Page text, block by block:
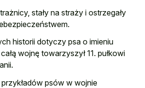
stały na straży i ostrzegały
historii dotyczy psa o imieniu
wojnę towarzyszył 11. pułkowi
psów w wojnie